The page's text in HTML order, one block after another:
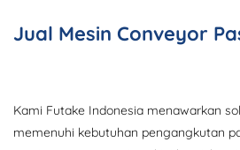
Jual Mesin Conveyor
Kami Futake Indonesia menawarkan
memenuhi kebutuhan pengangkutan